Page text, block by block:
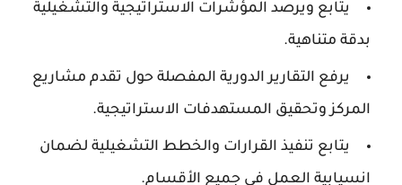
يتابع ويرصد المؤشرات الاستراتيجية والتشغيلية
بدقة متناهية.
يرفع التقارير الدورية المفصلة حول تقدم مشاريع
المركز وتحقيق المستهدفات الاستراتيجية.
يتابع تنفيذ القرارات والخطط التشغيلية لضمان
انسيابية العمل في جميع الأقسام.